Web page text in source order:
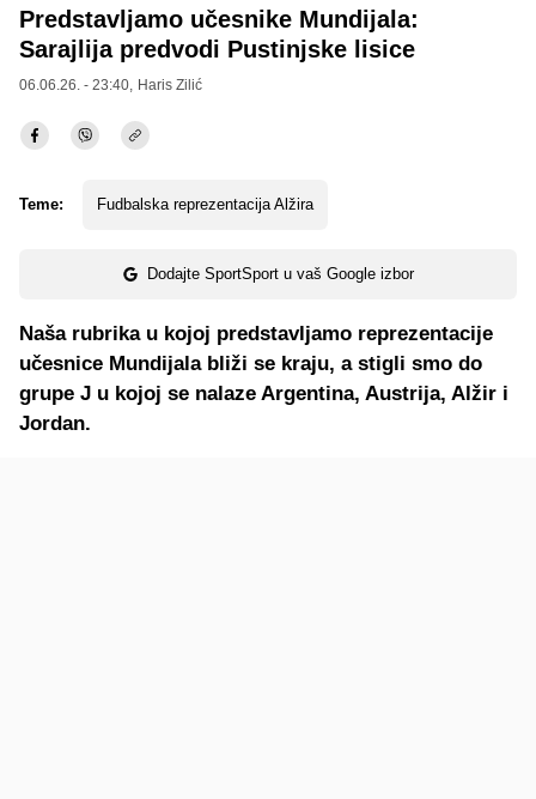
Predstavljamo učesnike Mundijala:
Sarajlija predvodi Pustinjske lisice
06.06.26. - 23:40, Haris Zilić
Teme: Fudbalska reprezentacija Alžira
Dodajte SportSport u vaš Google izbor
Naša rubrika u kojoj predstavljamo reprezentacije
učesnice Mundijala bliži se kraju, a stigli smo do
grupe J u kojoj se nalaze Argentina, Austrija, Alžir i
Jordan.